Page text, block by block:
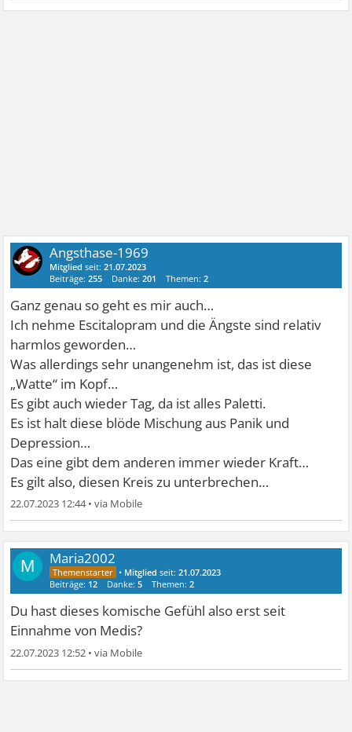
Angsthase-1969
Mitglied seit:21.07.2023
Beiträge:255 Danke:201 Themen:2
Ganz genau so geht es mir auch…
Ich nehme Escitalopram und die Ängste sind relativ
harmlos geworden…
Was allerdings sehr unangenehm ist, das ist diese
„Watte“ im Kopf…
Es gibt auch wieder Tag, da ist alles Paletti.
Es ist halt diese blöde Mischung aus Panik und
Depression…
Das eine gibt dem anderen immer wieder Kraft…
Es gilt also, diesen Kreis zu unterbrechen…
22.07.2023 12:44•
M Maria2002
• Mitglied seit:21.07.2023
Beiträge: 12 Danke:5 Themen:2
Du hast dieses komische Gefühl also erst seit
Einnahme von Medis?
22.07.2023 12:52 •